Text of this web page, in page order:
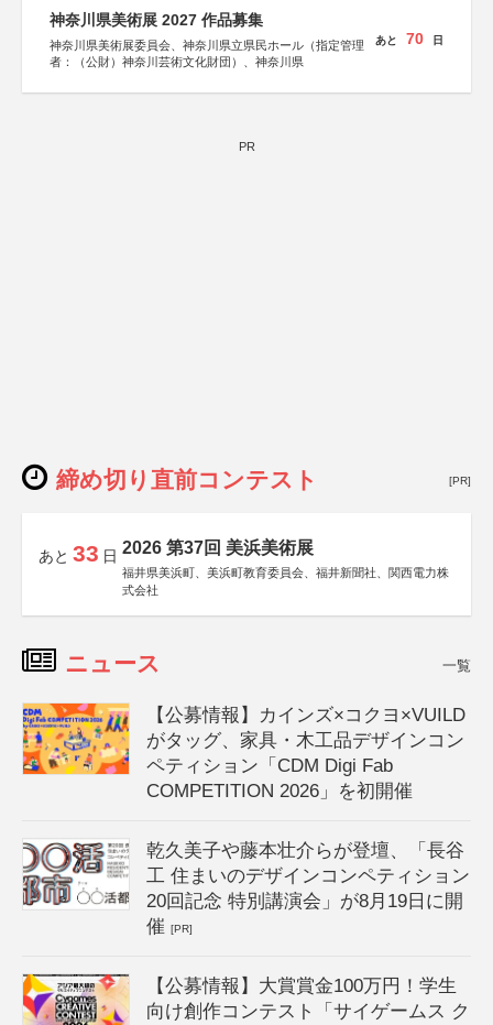
神奈川県美術展 2027 作品募集
神奈川県美術展委員会、神奈川県立県民ホール（指定管理
者：（公財）神奈川芸術文化財団）、神奈川県
あと 70 日
PR
締め切り直前コンテスト [PR]
あと 33 日 2026 第37回 美浜美術展
福井県美浜町、美浜町教育委員会、福井新聞社、関西電力株
式会社
ニュース 一覧
【公募情報】カインズ×コクヨ×VUILD
がタッグ、家具・木工品デザインコン
ペティション「CDM Digi Fab
COMPETITION 2026」を初開催
乾久美子や藤本壮介らが登壇、「長谷
工 住まいのデザインコンペティション
20回記念 特別講演会」が8月19日に開
催[PR]
【公募情報】大賞賞金100万円！学生
向け創作コンテスト「サイゲームス ク